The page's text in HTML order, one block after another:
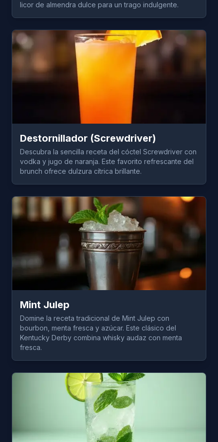
licor de almendra dulce para un trago indulgente.
Destornillador (Screwdriver)
Descubra la sencilla receta del cóctel Screwdriver con
vodka y jugo de naranja. Este favorito refrescante del
brunch ofrece dulzura cítrica brillante.
Mint Julep
Domine la receta tradicional de Mint Julep con
bourbon, menta fresca y azúcar. Este clásico del
Kentucky Derby combina whisky audaz con menta
fresca.